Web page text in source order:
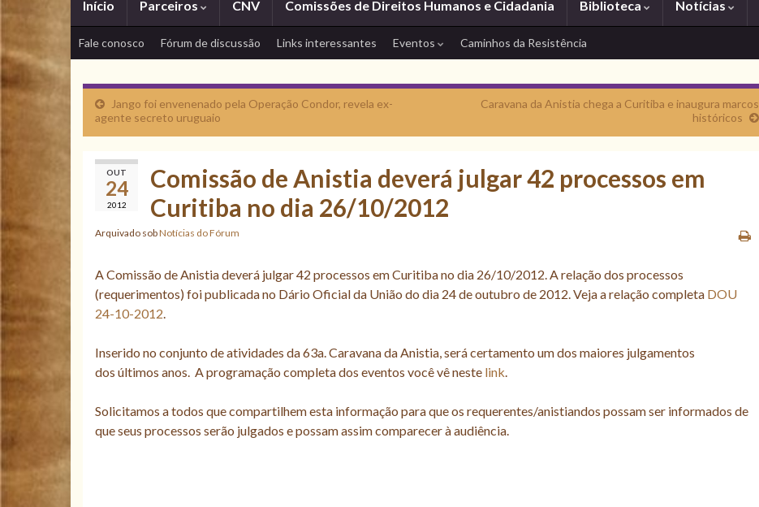
Início Parceiros CNV Comissões de Direitos Humanos e Cidadania Biblioteca Notícias
Fale conosco Fórum de discussão Links interessantes Eventos Caminhos da Resistência
Jango foi envenenado pela Operação Condor, revela ex-
agente secreto uruguaio
Caravana da Anistia chega a Curitiba e inaugura marcos
históricos
OUT
24
2012
Comissão de Anistia deverá julgar 42 processos em
Curitiba no dia 26/10/2012
Arquivado sobNotícias do Fórum
A Comissão de Anistia deverá julgar 42 processos em Curitiba no dia 26/10/2012. A relação dos processos
(requerimentos) foi publicada no Dário Oficial da União do dia 24 de outubro de 2012. Veja a relação completa DOU
24-10-2012.
Inserido no conjunto de atividades da 63a. Caravana da Anistia, será certamento um dos maiores julgamentos
dos últimos anos. A programação completa dos eventos você vê neste link.
Solicitamos a todos que compartilhem esta informação para que os requerentes/anistiandos possam ser informados de
que seus processos serão julgados e possam assim comparecer à audiência.